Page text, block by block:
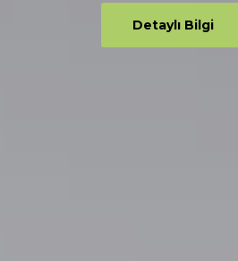
Detaylı Bilgi